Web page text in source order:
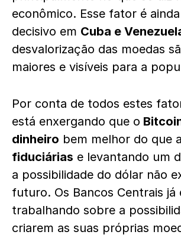
econômico. Esse fator é
decisivo em Cuba e
desvalorização das moedas
maiores e visíveis para a
Por conta de todos estes
está enxergando que o
dinheiro bem melhor do que
fiduciárias e levantando um
a possibilidade do dólar não
futuro. Os Bancos Centrais já
trabalhando sobre a
criarem as suas próprias